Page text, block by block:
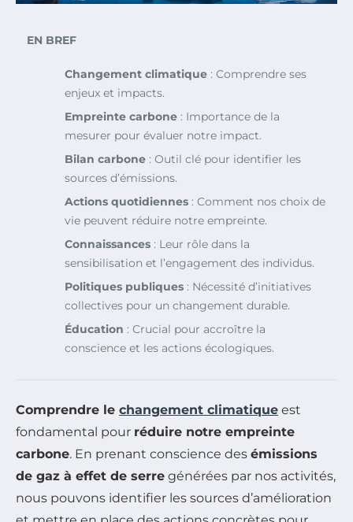
EN BREF
Changement climatique : Comprendre ses
enjeux et impacts.
Empreinte carbone : Importance de la
mesurer pour évaluer notre impact.
Bilan carbone : Outil clé pour identifier les
sources d’émissions.
Actions quotidiennes : Comment nos choix de
vie peuvent réduire notre empreinte.
Connaissances : Leur rôle dans la
sensibilisation et l’engagement des individus.
Politiques publiques : Nécessité d’initiatives
collectives pour un changement durable.
Éducation : Crucial pour accroître la
conscience et les actions écologiques.
Comprendre le changement climatique est
fondamental pour réduire notre empreinte
carbone. En prenant conscience des émissions
de gaz à effet de serre générées par nos activités,
nous pouvons identifier les sources d’amélioration